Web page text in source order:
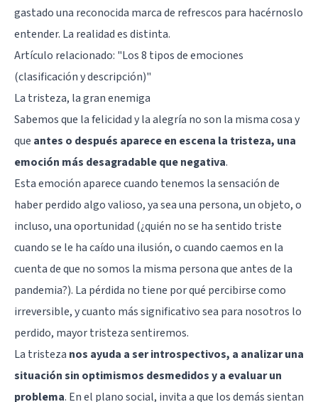
gastado una reconocida marca de refrescos para hacérnoslo
entender. La realidad es distinta.
Artículo relacionado: "Los 8 tipos de emociones
(clasificación y descripción)"
La tristeza, la gran enemiga
Sabemos que la felicidad y la alegría no son la misma cosa y
que antes o después aparece en escena la tristeza, una
emoción más desagradable que negativa.
Esta emoción aparece cuando tenemos la sensación de
haber perdido algo valioso, ya sea una persona, un objeto, o
incluso, una oportunidad (¿quién no se ha sentido triste
cuando se le ha caído una ilusión, o cuando caemos en la
cuenta de que no somos la misma persona que antes de la
pandemia?). La pérdida no tiene por qué percibirse como
irreversible, y cuanto más significativo sea para nosotros lo
perdido, mayor tristeza sentiremos.
La tristeza nos ayuda a ser introspectivos, a analizar una
situación sin optimismos desmedidos y a evaluar un
problema. En el plano social, invita a que los demás sientan